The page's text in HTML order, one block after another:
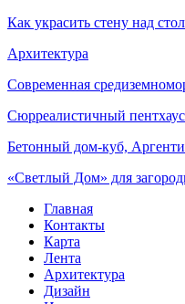
Как украсить стену над
Архитектура
Современная
Сюрреалистичный
Бетонный дом-куб,
«Светлый Дом» для
Главная
Контакты
Карта
Лента
Архитектура
Дизайн